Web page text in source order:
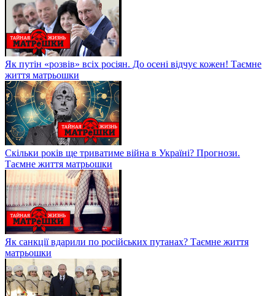
Як путін «розвів» всіх росіян. До осені відчує кожен! Таємне
життя матрьошки
Скільки років ще триватиме війна в Україні? Прогнози.
Таємне життя матрьошки
Як санкції вдарили по російських путанах? Таємне життя
матрьошки